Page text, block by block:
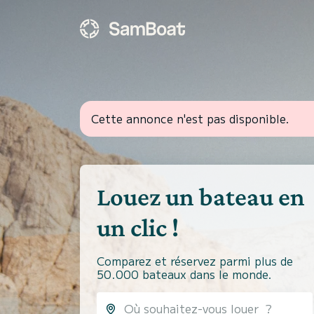
Cette annonce n'est pas disponible.
Louez un bateau en
un clic !
Comparez et réservez parmi plus de
50.000 bateaux dans le monde.